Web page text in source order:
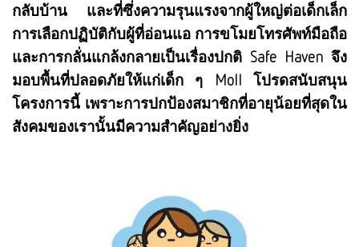
กลับบ้าน และที่ซึ่งความรุนแรงจากผู้ใหญ่ต่อเด็กเล็ก
การเลือกปฏิบัติกับผู้ที่อ่อนแอ การขโมยโทรศัพท์มือถือ
และการกลั่นแกล้งกลายเป็นเรื่องปกติ Safe Haven จึง
มอบพื้นที่ปลอดภัยให้แก่เด็ก ๆ Moll โปรดสนับสนุน
โครงการนี้ เพราะการปกป้องสมาชิกที่อายุน้อยที่สุดใน
สังคมของเรานั้นมีความสำคัญอย่างยิ่ง